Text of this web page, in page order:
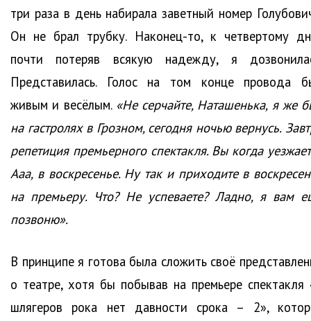
три раза в день набирала заветный номер
Он не брал трубку. Наконец-то, к четвертому
почти потеряв всякую надежду, я
Представилась. Голос на том конце провода
живым и весёлым. «Не серчайте, Наташенька, я же
на гастролях в Грозном, сегодня ночью вернусь.
репетиция премьерного спектакля. Вы когда
Ааа, в воскресенье. Ну так и приходите в
на премьеру. Что? Не успеваете? Ладно, я вам
позвоню».
В принципе я готова была сложить своё
о театре, хотя бы побывав на премьере спектакля
шлягеров рока нет давности срока – 2»,